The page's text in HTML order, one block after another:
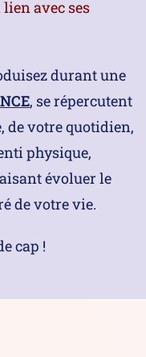
avec ses
durant une
, se répercutent
de votre quotidien,
physique,
évoluer le
de votre vie.
cap !